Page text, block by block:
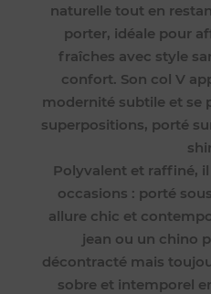
naturelle tout en
porter, idéale pour
fraîches avec style
confort. Son col V
modernité subtile et se
superpositions, porté
Polyvalent et raffiné, il
occasions : porté
allure chic et
jean ou un chino
décontracté mais
sobre et intemporel